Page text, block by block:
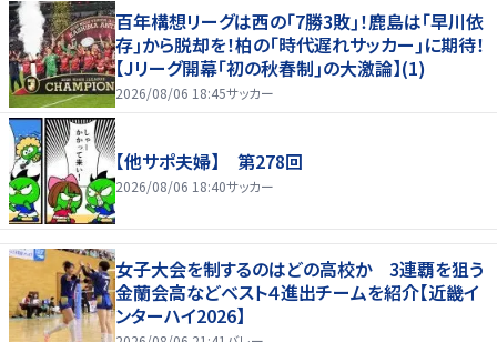
百年構想リーグは西の｢7勝3敗｣！鹿島は｢早川依
存｣から脱却を！柏の｢時代遅れサッカー｣に期待！
【Jリーグ開幕｢初の秋春制｣の大激論】(1)
2026/08/06 18:45サッカー
【他サポ夫婦】 第278回
2026/08/06 18:40サッカー
女子大会を制するのはどの高校か 3連覇を狙う
金蘭会高などベスト４進出チームを紹介【近畿イ
ンターハイ2026】